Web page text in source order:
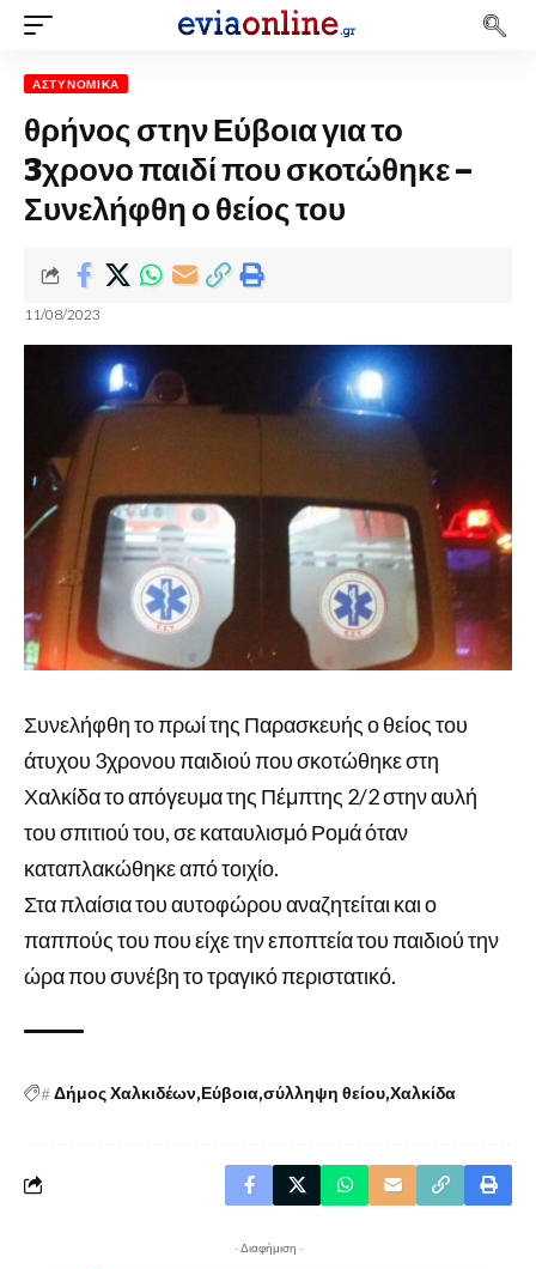
ΑΣΤΥΝΟΜΙΚΆ
θρήνος στην Εύβοια για το
3χρονο παιδί που σκοτώθηκε –
Συνελήφθη ο θείος του
11/08/2023
Συνελήφθη το πρωί της Παρασκευής ο θείος του
άτυχου 3χρονου παιδιού που σκοτώθηκε στη
Χαλκίδα το απόγευμα της Πέμπτης 2/2 στην αυλή
του σπιτιού του, σε καταυλισμό Ρομά όταν
καταπλακώθηκε από τοιχίο.
Στα πλαίσια του αυτοφώρου αναζητείται και ο
παππούς του που είχε την εποπτεία του παιδιού την
ώρα που συνέβη το τραγικό περιστατικό.
#Δήμος Χαλκιδέων Εύβοια σύλληψη θείου Χαλκίδα
- Διαφήμιση -